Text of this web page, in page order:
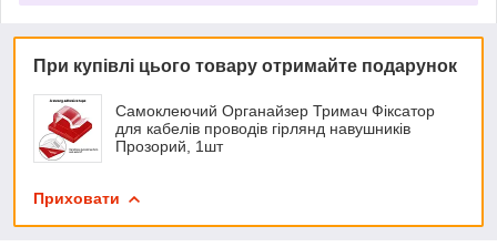
При купівлі цього товару отримайте подарунок
Самоклеючий Органайзер Тримач Фіксатор
для кабелів проводів гірлянд навушників
Прозорий, 1шт
Приховати